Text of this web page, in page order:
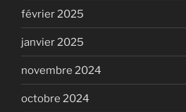
février 2025
janvier 2025
novembre 2024
octobre 2024